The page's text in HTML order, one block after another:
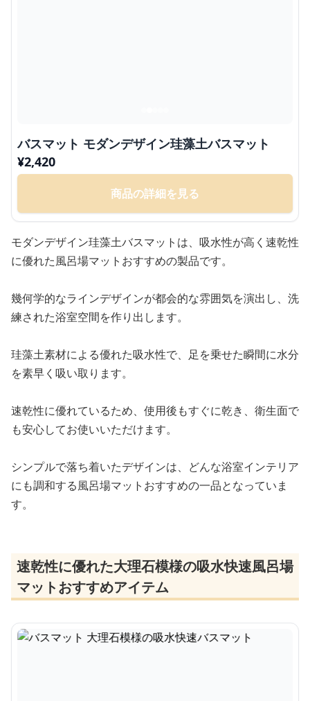
バスマット モダンデザイン珪藻土バスマット
¥2,420
商品の詳細を見る
モダンデザイン珪藻土バスマットは、吸水性が高く速乾性
に優れた風呂場マットおすすめの製品です。
幾何学的なラインデザインが都会的な雰囲気を演出し、洗
練された浴室空間を作り出します。
珪藻土素材による優れた吸水性で、足を乗せた瞬間に水分
を素早く吸い取ります。
速乾性に優れているため、使用後もすぐに乾き、衛生面で
も安心してお使いいただけます。
シンプルで落ち着いたデザインは、どんな浴室インテリア
にも調和する風呂場マットおすすめの一品となっていま
す。
速乾性に優れた大理石模様の吸水快速風呂場
マットおすすめアイテム